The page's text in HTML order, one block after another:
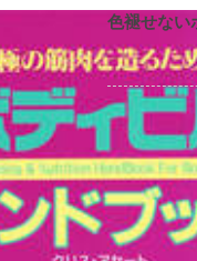
色褪せない